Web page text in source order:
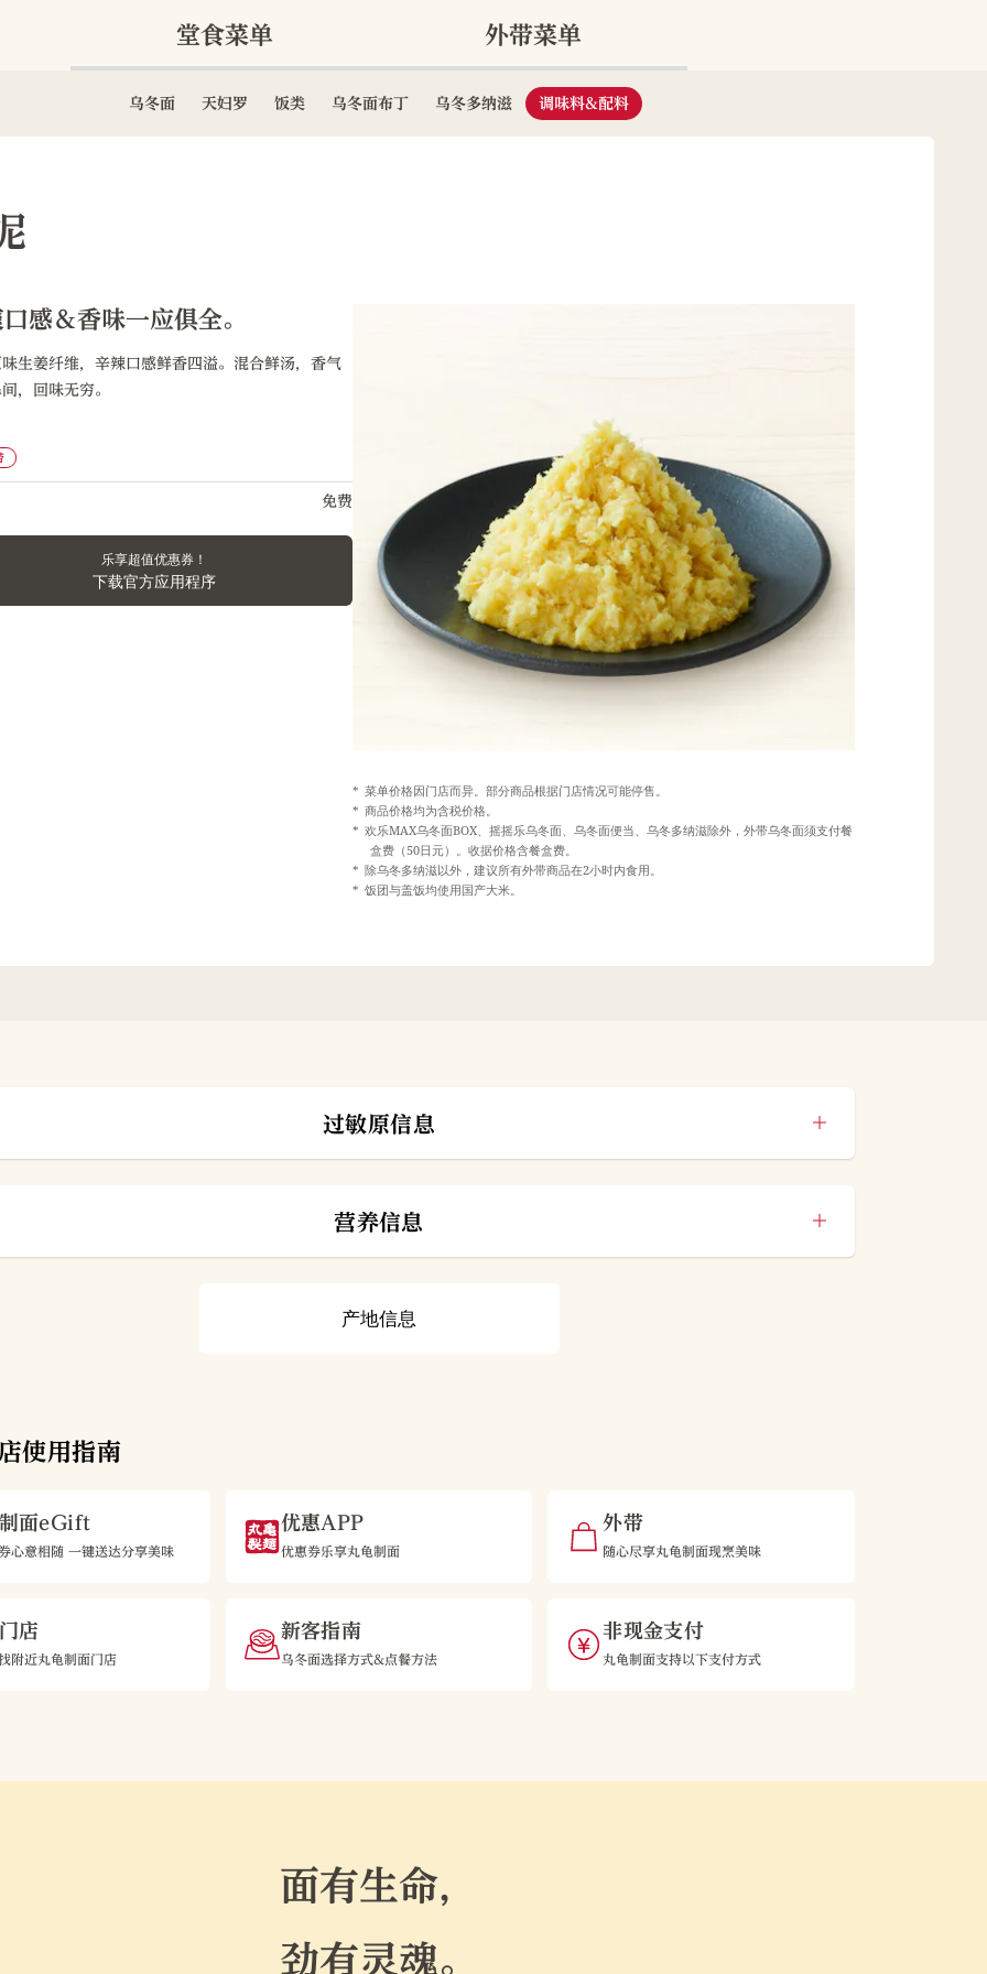
堂食菜单 外带菜单
乌冬面 天妇罗 饭类 乌冬面布丁 乌冬多纳滋 调味料&配料
感＆香味一应俱全。
生姜纤维，辛辣口感鲜香四溢。混合鲜汤，香气
，回味无穷。
免费
乐享超值优惠券！
下载官方应用程序
菜单价格因门店而异。部分商品根据门店情况可能停售。
商品价格均为含税价格。
欢乐MAX乌冬面BOX、摇摇乐乌冬面、乌冬面便当、乌冬多纳滋除外，外带乌冬面须支付餐
盒费（50日元）。收据价格含餐盒费。
除乌冬多纳滋以外，建议所有外带商品在2小时内食用。
饭团与盖饭均使用国产大米。
过敏原信息
营养信息
产地信息
使用指南
面eGift
心意相随 一键送达分享美味
优惠APP
优惠券乐享丸龟制面
外带
随心尽享丸龟制面现烹美味
店
附近丸龟制面门店
新客指南
乌冬面选择方式&点餐方法
非现金支付
丸龟制面支持以下支付方式
面有生命，
劲有灵魂。